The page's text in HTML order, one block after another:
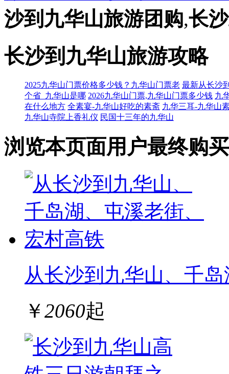
沙到九华山旅游团购,长
长沙到九华山旅游攻略
2025九华山门票价格多少钱？九华山门票老 最新从长沙
个省_九华山是哪 2026九华山门票,九华山门票多少钱 九
在什么地方 全素宴-九华山好吃的素斋 九华三耳-九华山
九华山寺院上香礼仪 民国十三年的九华山
浏览本页面用户最终购买
从长沙到九华山、千
￥2060起